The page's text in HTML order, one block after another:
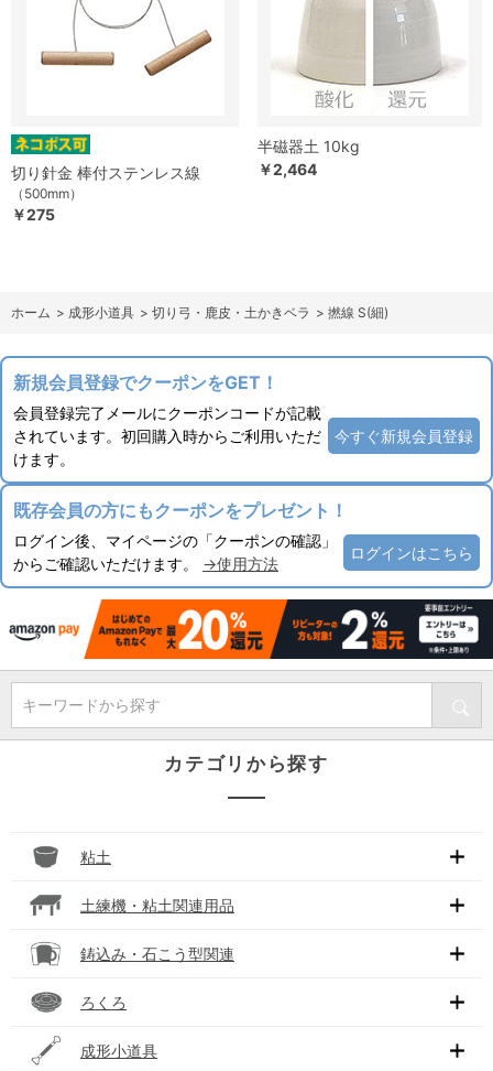
切り針金 棒付ステンレス線
（500mm）
￥275
半磁器土 10kg
￥2,464
ホーム > 成形小道具 > 切り弓・鹿皮・土かきベラ > 撚線 S(細)
新規会員登録でクーポンをGET！
会員登録完了メールにクーポンコードが記載
されています。初回購入時からご利用いただ
けます。
今すぐ新規会員登録
既存会員の方にもクーポンをプレゼント！
ログイン後、マイページの「クーポンの確認」
からご確認いただけます。 →使用方法
ログインはこちら
キーワードから探す
カテゴリから探す
粘土
土練機・粘土関連用品
鋳込み・石こう型関連
ろくろ
成形小道具